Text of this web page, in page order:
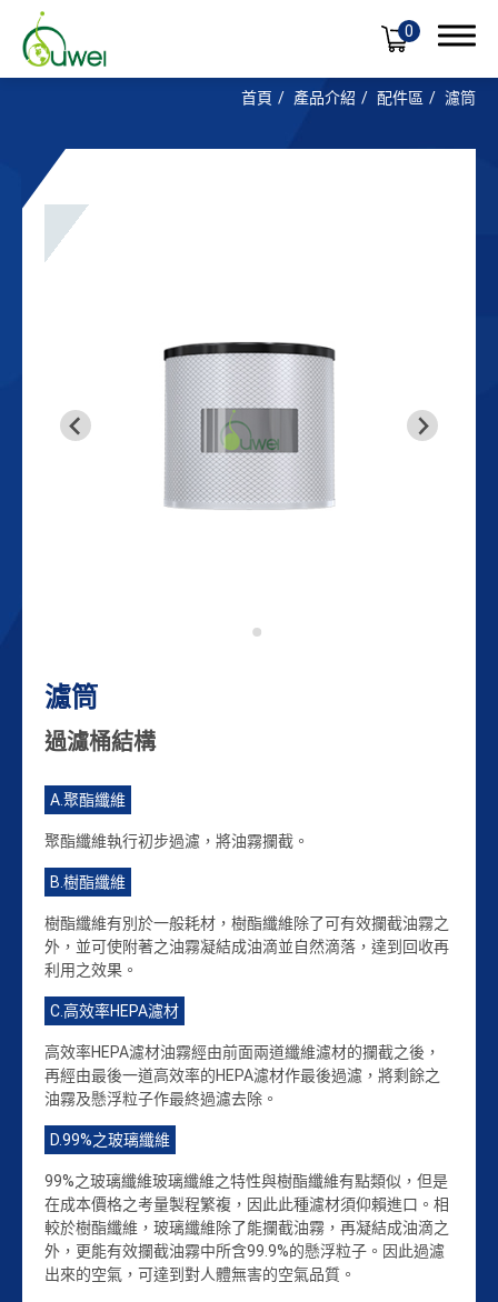
0
首頁 產品介紹 配件區 濾筒
濾筒
過濾桶結構
A.聚酯纖維
聚酯纖維執行初步過濾，將油霧攔截。
B.樹酯纖維
樹酯纖維有別於一般耗材，樹酯纖維除了可有效攔截油霧之
外，並可使附著之油霧凝結成油滴並自然滴落，達到回收再
利用之效果。
C.高效率HEPA濾材
高效率HEPA濾材油霧經由前面兩道纖維濾材的攔截之後，
再經由最後一道高效率的HEPA濾材作最後過濾，將剩餘之
油霧及懸浮粒子作最終過濾去除。
D.99%之玻璃纖維
99%之玻璃纖維玻璃纖維之特性與樹酯纖維有點類似，但是
在成本價格之考量製程繁複，因此此種濾材須仰賴進口。相
較於樹酯纖維，玻璃纖維除了能攔截油霧，再凝結成油滴之
外，更能有效攔截油霧中所含99.9%的懸浮粒子。因此過濾
出來的空氣，可達到對人體無害的空氣品質。
產品介紹
油霧回收機
支援服務